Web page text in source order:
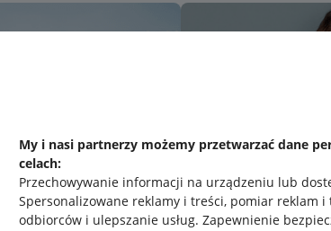
My i nasi partnerzy możemy przetwarzać dane
celach:
Przechowywanie informacji na urządzeniu lub
Spersonalizowane reklamy i treści, pomiar reklam i
odbiorców i ulepszanie usług. Zapewnienie